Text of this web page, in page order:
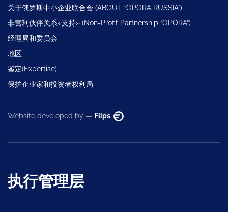
关于俄罗斯中小企业联合会 (ABOUT “OPORA RUSSIA”)
非营利伙伴关系«支持» (Non-Profit Partnership “OPORA”)
经理局和委员会
地区
鉴定(Expertise)
保护企业家和投资者权利局
Website developed by — Flips
执行管理层